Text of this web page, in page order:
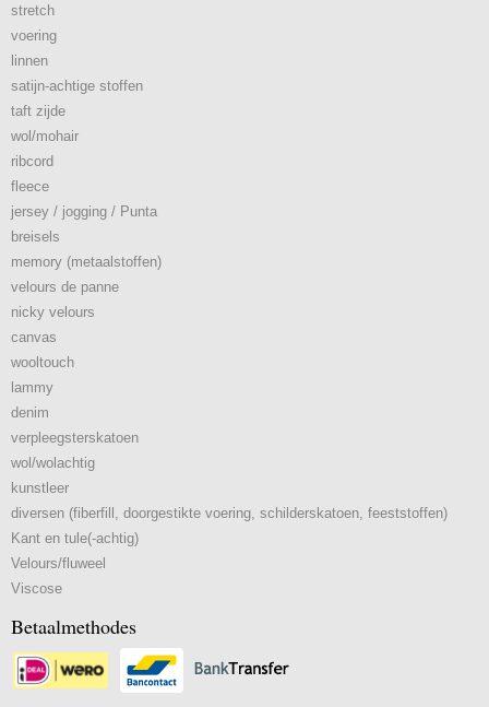
stretch
voering
linnen
satijn-achtige stoffen
taft zijde
wol/mohair
ribcord
fleece
jersey / jogging / Punta
breisels
memory (metaalstoffen)
velours de panne
nicky velours
canvas
wooltouch
lammy
denim
verpleegsterskatoen
wol/wolachtig
kunstleer
diversen (fiberfill, doorgestikte voering, schilderskatoen, feeststoffen)
Kant en tule(-achtig)
Velours/fluweel
Viscose
Betaalmethodes